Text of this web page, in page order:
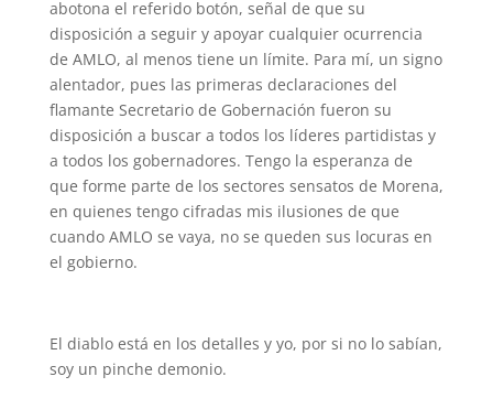
abotona el referido botón, señal de que su
disposición a seguir y apoyar cualquier ocurrencia
de AMLO, al menos tiene un límite. Para mí, un signo
alentador, pues las primeras declaraciones del
flamante Secretario de Gobernación fueron su
disposición a buscar a todos los líderes partidistas y
a todos los gobernadores. Tengo la esperanza de
que forme parte de los sectores sensatos de Morena,
en quienes tengo cifradas mis ilusiones de que
cuando AMLO se vaya, no se queden sus locuras en
el gobierno.
El diablo está en los detalles y yo, por si no lo sabían,
soy un pinche demonio.